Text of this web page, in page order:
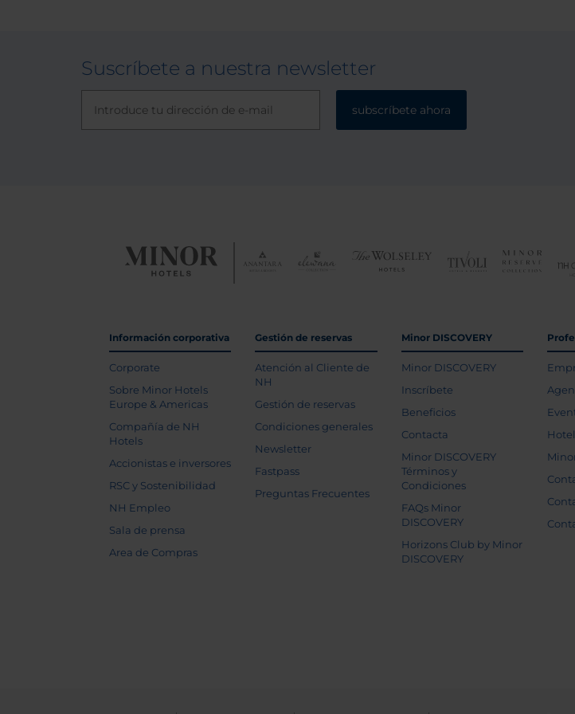
Suscríbete a nuestra newsletter
subscríbete ahora
Información corporativa
Corporate
Sobre Minor Hotels
Europe & Americas
Compañía de NH
Hotels
Accionistas e inversores
RSC y Sostenibilidad
NH Empleo
Sala de prensa
Area de Compras
Gestión de reservas
Atención al Cliente de
NH
Gestión de reservas
Condiciones generales
Newsletter
Fastpass
Preguntas Frecuentes
Minor DISCOVERY
Minor DISCOVERY
Inscríbete
Beneficios
Contacta
Minor DISCOVERY
Términos y
Condiciones
FAQs Minor
DISCOVERY
Horizons Club by Minor
DISCOVERY